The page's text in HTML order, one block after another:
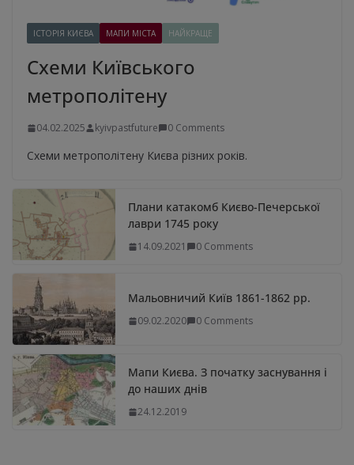
ІСТОРІЯ КИЄВА МАПИ МІСТА НАЙКРАЩЕ
Схеми Київського
метрополітену
04.02.2025 kyivpastfuture 0 Comments
Схеми метрополітену Києва різних років.
Плани катакомб Києво-Печерської
лаври 1745 року
14.09.2021 0 Comments
Мальовничий Київ 1861-1862 рр.
09.02.2020 0 Comments
Мапи Києва. З початку заснування і
до наших днів
24.12.2019